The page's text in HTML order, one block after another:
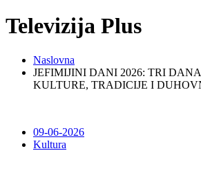
Televizija Plus
Naslovna
JEFIMIJINI DANI 2026: TRI
KULTURE, TRADICIJE I
09-06-2026
Kultura